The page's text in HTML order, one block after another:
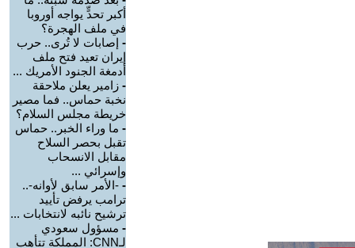
أكبر تحدٍّ يواجه أوروبا
في ملف الهجرة؟
- إصابات لا تُرى.. حرب
إيران تعيد فتح ملف
أدمغة الجنود الأمريك ...
- زامير يعلن ملاحقة
نخبة حماس.. فما مصير
خريطة مجلس السلام؟
- ما وراء الخبر.. حماس
تقبل بحصر السلاح
مقابل الانسحاب
وإسرائي ...
- -الأمر سابق لأوانه-..
ترامب يرفض تأييد
ترشيح نائبه لانتخابات ...
- مسؤول سعودي
لـCNN: المملكة تتأهب